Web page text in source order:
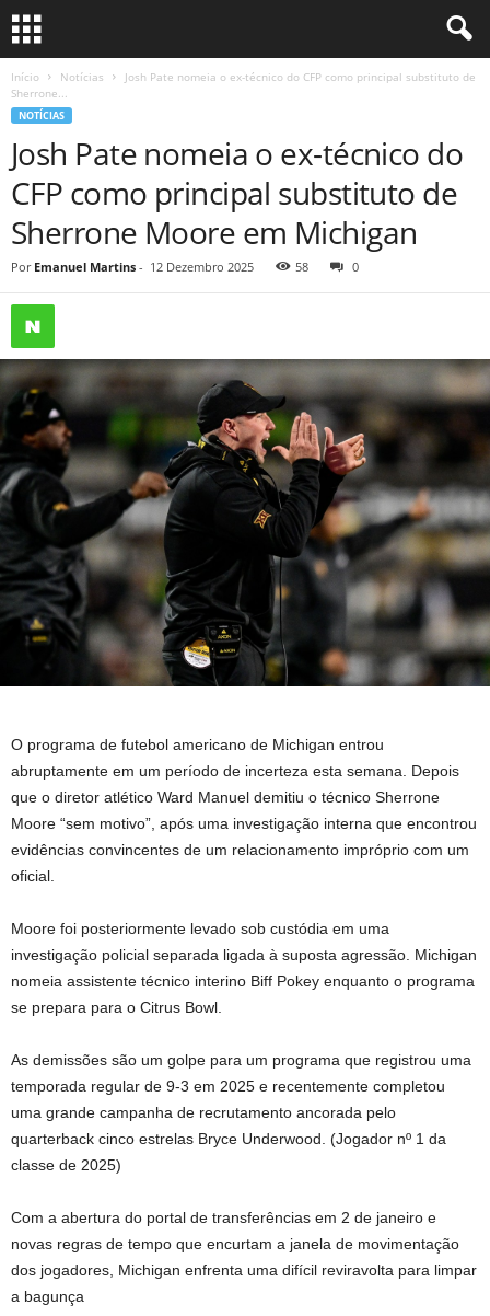
Início Notícias
Josh Pate nomeia o ex-técnico do CFP como principal substituto de
Sherrone...
NOTÍCIAS
Josh Pate nomeia o ex-técnico do
CFP como principal substituto de
Sherrone Moore em Michigan
Por Emanuel Martins - 12 Dezembro 2025 58 0
O programa de futebol americano de Michigan entrou
abruptamente em um período de incerteza esta semana. Depois
que o diretor atlético Ward Manuel demitiu o técnico Sherrone
Moore “sem motivo”, após uma investigação interna que encontrou
evidências convincentes de um relacionamento impróprio com um
oficial.
Moore foi posteriormente levado sob custódia em uma
investigação policial separada ligada à suposta agressão. Michigan
nomeia assistente técnico interino Biff Pokey enquanto o programa
se prepara para o Citrus Bowl.
As demissões são um golpe para um programa que registrou uma
temporada regular de 9-3 em 2025 e recentemente completou
uma grande campanha de recrutamento ancorada pelo
quarterback cinco estrelas Bryce Underwood. (Jogador nº 1 da
classe de 2025)
Com a abertura do portal de transferências em 2 de janeiro e
novas regras de tempo que encurtam a janela de movimentação
dos jogadores, Michigan enfrenta uma difícil reviravolta para limpar
a bagunça